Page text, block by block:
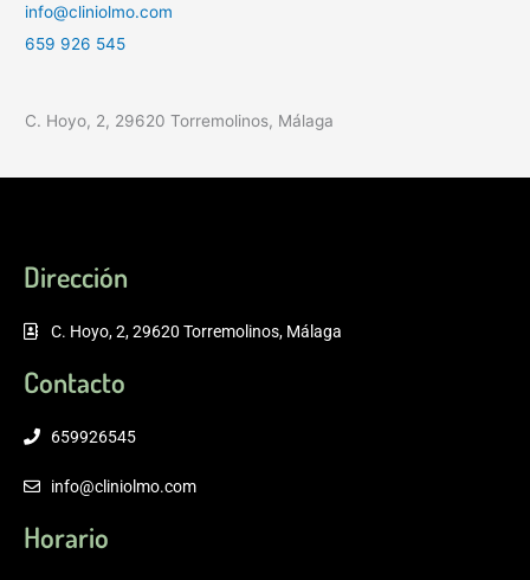
info@cliniolmo.com
659 926 545
C. Hoyo, 2, 29620 Torremolinos, Málaga
Dirección
C. Hoyo, 2, 29620 Torremolinos, Málaga
Contacto
659926545
info@cliniolmo.com
Horario